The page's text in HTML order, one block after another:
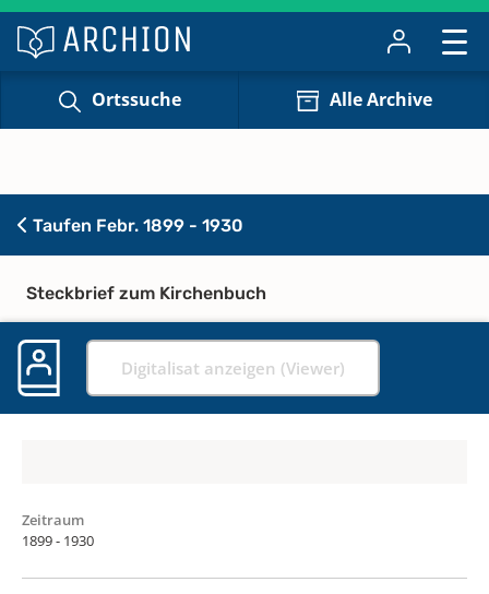
Ortssuche Alle Archive
Taufen Febr. 1899 - 1930
Steckbrief zum Kirchenbuch
Digitalisat anzeigen (Viewer)
Zeitraum
1899 - 1930